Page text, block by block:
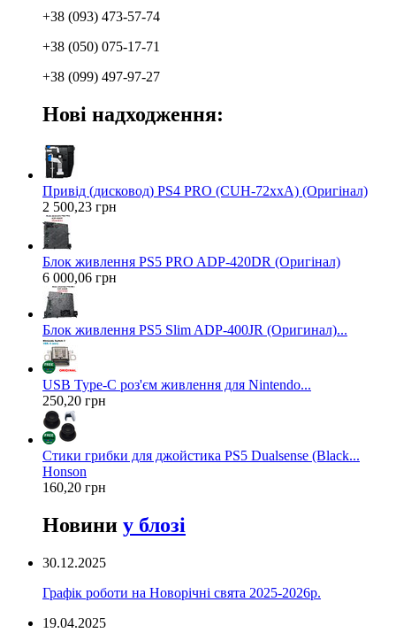
+38 (093) 473-57-74
+38 (050) 075-17-71
+38 (099) 497-97-27
Нові надходження:
Привід (дисковод) PS4 PRO (CUH-72xxA) (Оригінал)
2 500,23 грн
Блок живлення PS5 PRO ADP-420DR (Оригінал)
6 000,06 грн
Блок живлення PS5 Slim ADP-400JR (Оригинал)...
USB Type-C роз'єм живлення для Nintendo...
250,20 грн
Стики грибки для джойстика PS5 Dualsense (Black...
Honson
160,20 грн
Новини у блозі
30.12.2025
Графік роботи на Новорічні свята 2025-2026р.
19.04.2025